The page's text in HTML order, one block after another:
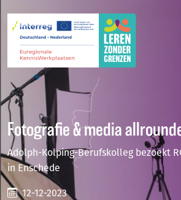
Fotografie & media
Adolph-Kolping-Berufskolleg bezoekt
in Enschede
12-12-2023